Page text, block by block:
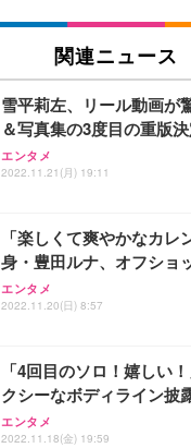
関連ニュース
雪平莉左、リール動画が
＆写真集の3度目の重版決
エンタメ
2022.11.21(月) 19:11
「楽しくて爽やかなカ
身・豊田ルナ、オフショ
エンタメ
2022.11.20(日) 8:57
「4回目のソロ！嬉しい
クシーなボディライン披
エンタメ
2022.11.18(金) 19:59